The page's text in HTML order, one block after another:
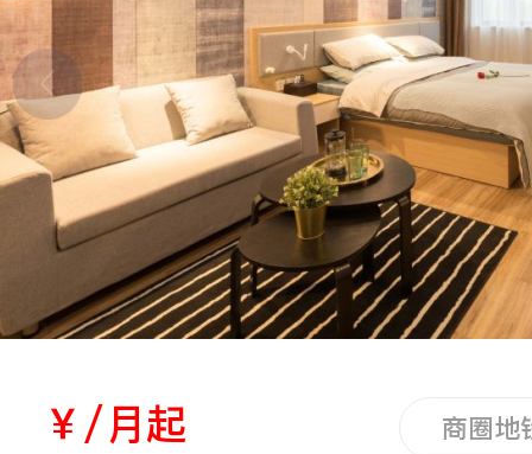
￥/月起 商圈地